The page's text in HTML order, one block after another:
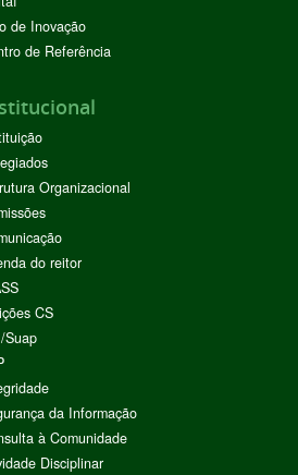
de Inovação
de Referência
Organizacional
do reitor
CS
Suap
da Informação
à Comunidade
Disciplinar